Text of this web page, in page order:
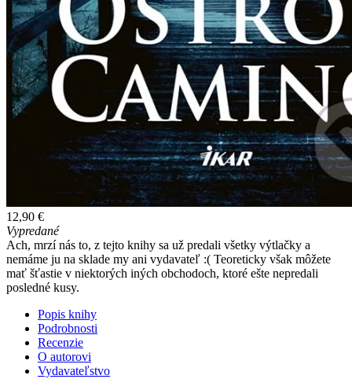
12,90 €
Vypredané
Ach, mrzí nás to, z tejto knihy sa už predali všetky výtlačky a
nemáme ju na sklade my ani vydavateľ :( Teoreticky však môžete
mať šťastie v niektorých iných obchodoch, ktoré ešte nepredali
posledné kusy.
Popis knihy
Podrobnosti
Recenzie
O autorovi
Vydavateľstvo